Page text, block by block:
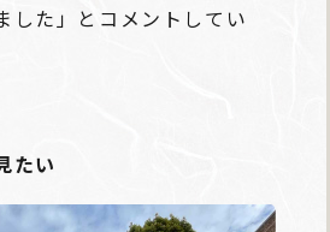
した」とコメントしてい
たい